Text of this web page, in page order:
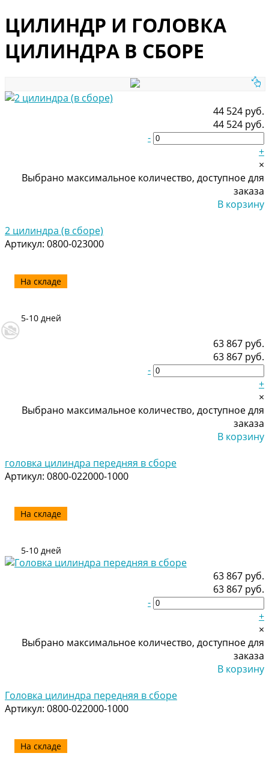
ЦИЛИНДР И ГОЛОВКА
ЦИЛИНДРА В СБОРЕ
63 867 руб.
63 867 руб.
-
+
×
Выбрано максимальное количество, доступное для
заказа
В корзину
головка цилиндра передняя в сборе
Артикул: 0800-022000-1000
На складе
5-10 дней
63 867 руб.
63 867 руб.
-
+
×
Выбрано максимальное количество, доступное для
заказа
В корзину
Головка цилиндра передняя в сборе
Артикул: 0800-022000-1000
На складе
44 524 руб.
44 524 руб.
-
+
×
Выбрано максимальное количество, доступное для
заказа
В корзину
2 цилиндра (в сборе)
Артикул: 0800-023000
На складе
5-10 дней